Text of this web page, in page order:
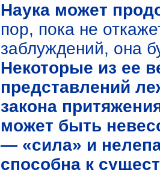
Наука может
пор, пока не
заблуждений, она
Некоторые из ее
представлений
закона
может быть
— «сила» и
способна к